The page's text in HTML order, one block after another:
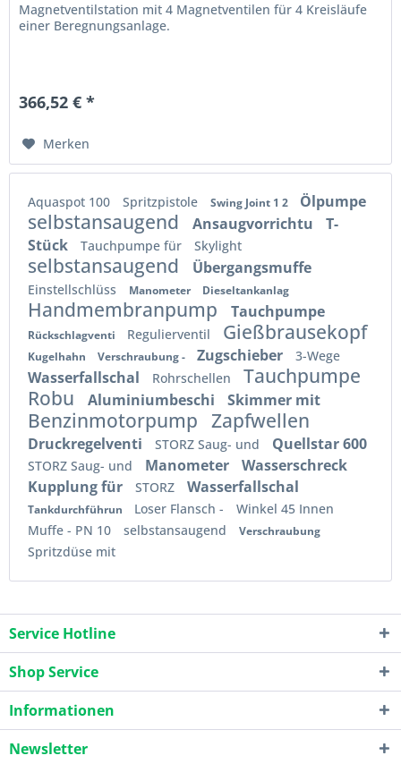
Magnetventilstation mit 4 Magnetventilen für 4 Kreisläufe
einer Beregnungsanlage.
366,52 € *
Merken
Aquaspot 100 Spritzpistole Swing Joint 1 2 Ölpumpe
selbstansaugend Ansaugvorrichtu
T-
Stück
Tauchpumpe für Skylight
selbstansaugend Übergangsmuffe
Einstellschlüss Manometer Dieseltankanlag
Handmembranpump Tauchpumpe
Rückschlagventi Regulierventil Gießbrausekopf
Kugelhahn Verschraubung - Zugschieber 3-Wege
Wasserfallschal Rohrschellen
Tauchpumpe
Robu
Aluminiumbeschi Skimmer mit
Benzinmotorpump Zapfwellen
Druckregelventi STORZ Saug- und Quellstar 600
STORZ Saug- und Manometer
Wasserschreck
Kupplung für
STORZ Wasserfallschal
Tankdurchführun Loser Flansch -
Winkel 45 Innen
Muffe - PN 10
selbstansaugend Verschraubung
Spritzdüse mit
Service Hotline
Shop Service
Informationen
Newsletter